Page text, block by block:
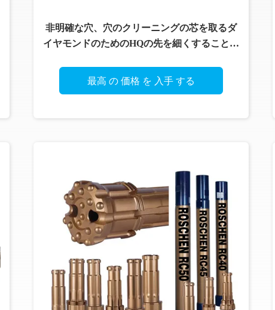
非明確な穴、穴のクリーニングの芯を取るダ
イヤモンドのためのHQの先を細くすることの
最高 の 価格 を 入手 する